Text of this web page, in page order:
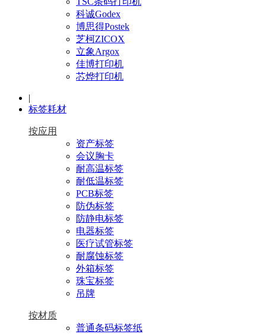
科诚Godex
博思得Postek
芝柯ZICOX
立象Argox
佳博打印机
芯烨打印机
|
标签耗材
按应用
资产标签
会议胸卡
耐高温标签
耐低温标签
PCB标签
防伪标签
防静电标签
电器标签
医疗试管标签
耐腐蚀标签
外箱标签
珠宝标签
吊牌
按材质
普通条码标签纸